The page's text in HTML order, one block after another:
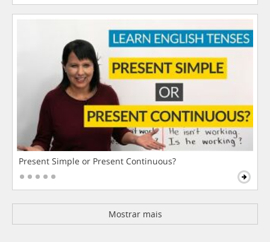
Present Simple or Present Continuous?
Mostrar mais